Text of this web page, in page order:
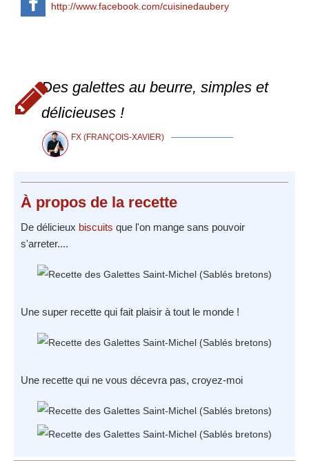
http://www.facebook.com/cuisinedaubery
Des galettes au beurre, simples et
délicieuses !
FX (FRANÇOIS-XAVIER)
À propos de la recette
De délicieux biscuits que l'on mange sans pouvoir
s'arreter....
Une super recette qui fait plaisir à tout le monde !
Une recette qui ne vous décevra pas, croyez-moi